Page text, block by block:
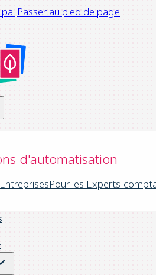
Passer au pied de page
d'automatisation
Pour les Experts-